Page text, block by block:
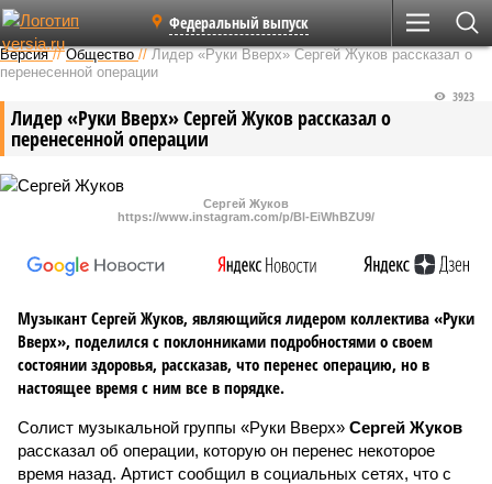
Федеральный выпуск
Версия //Общество //Лидер «Руки Вверх» Сергей Жуков рассказал о
перенесенной операции
Лидер «Руки Вверх» Сергей Жуков рассказал о
перенесенной операции
3923
Сергей Жуков
https://www.instagram.com/p/Bl-EiWhBZU9/
Музыкант Сергей Жуков, являющийся лидером коллектива «Руки
Вверх», поделился с поклонниками подробностями о своем
состоянии здоровья, рассказав, что перенес операцию, но в
настоящее время с ним все в порядке.
Солист музыкальной группы «Руки Вверх» Сергей Жуков
рассказал об операции, которую он перенес некоторое
время назад. Артист сообщил в социальных сетях, что с